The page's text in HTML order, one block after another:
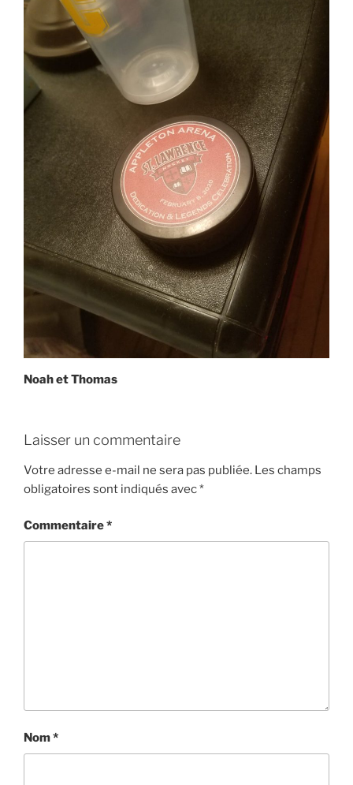
Noah et Thomas
Laisser un commentaire
Votre adresse e-mail ne sera pas publiée. Les champs
obligatoires sont indiqués avec*
Commentaire*
Nom*